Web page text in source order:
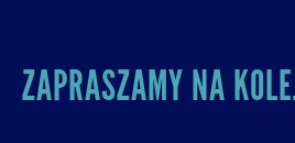
ZAPRASZAMY NA